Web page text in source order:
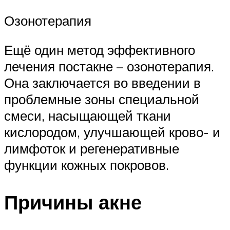
Озонотерапия
Ещё один метод эффективного
лечения постакне – озонотерапия.
Она заключается во введении в
проблемные зоны специальной
смеси, насыщающей ткани
кислородом, улучшающей крово- и
лимфоток и регенеративные
функции кожных покровов.
Причины акне